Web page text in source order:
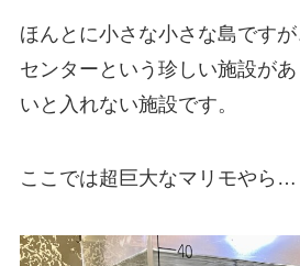
ほんとに小さな小さな島です
センターという珍しい施設が
いと入れない施設です。
ここでは超巨大なマリモやら…